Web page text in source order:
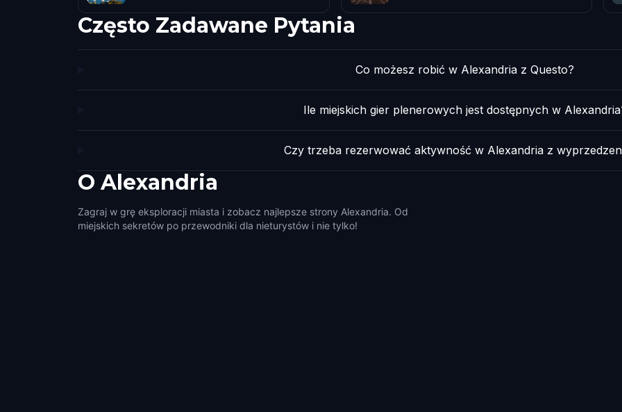
Często Zadawane Pytania
Co możesz robić w Alexandria z Questo?
Ile miejskich gier plenerowych jest dostępnych w
Czy trzeba rezerwować aktywność w Alexandria z
O Alexandria
Zagraj w grę eksploracji miasta i zobacz najlepsze strony Alexandria. Od
miejskich sekretów po przewodniki dla nieturystów i nie tylko!